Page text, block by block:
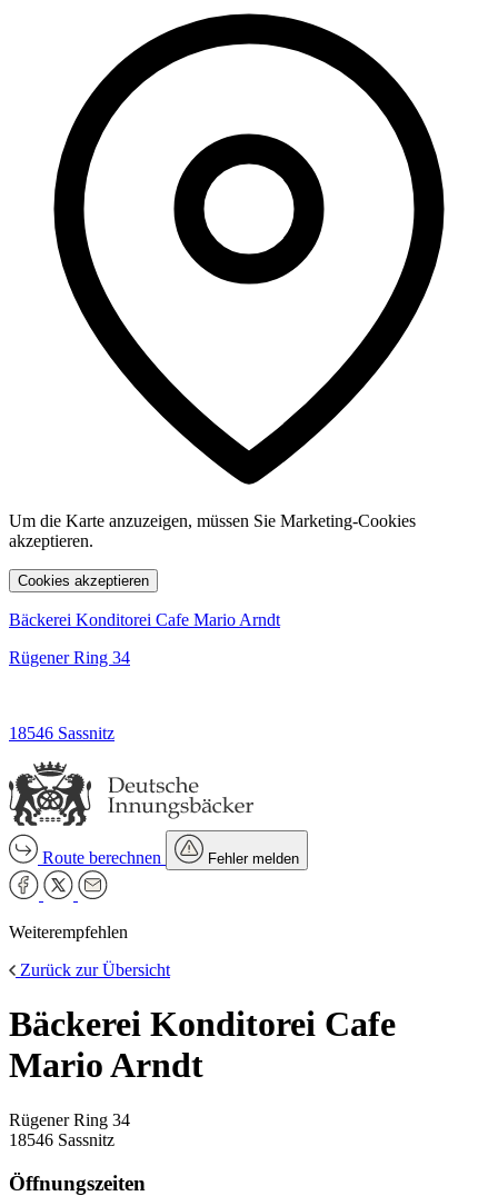
Um die Karte anzuzeigen, müssen Sie Marketing-Cookies
akzeptieren.
Cookies akzeptieren
Bäckerei Konditorei Cafe Mario Arndt
Rügener Ring 34
18546 Sassnitz
Route berechnen Fehler melden
Weiterempfehlen
Zurück zur Übersicht
Bäckerei Konditorei Cafe
Mario Arndt
Rügener Ring 34
18546 Sassnitz
Öffnungszeiten